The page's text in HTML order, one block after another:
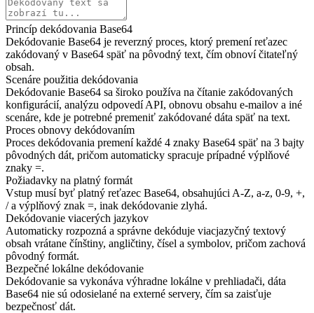
Princíp dekódovania Base64
Dekódovanie Base64 je reverzný proces, ktorý premení reťazec
zakódovaný v Base64 späť na pôvodný text, čím obnoví čitateľný
obsah.
Scenáre použitia dekódovania
Dekódovanie Base64 sa široko používa na čítanie zakódovaných
konfigurácií, analýzu odpovedí API, obnovu obsahu e-mailov a iné
scenáre, kde je potrebné premeniť zakódované dáta späť na text.
Proces obnovy dekódovaním
Proces dekódovania premení každé 4 znaky Base64 späť na 3 bajty
pôvodných dát, pričom automaticky spracuje prípadné výplňové
znaky =.
Požiadavky na platný formát
Vstup musí byť platný reťazec Base64, obsahujúci A-Z, a-z, 0-9, +,
/ a výplňový znak =, inak dekódovanie zlyhá.
Dekódovanie viacerých jazykov
Automaticky rozpozná a správne dekóduje viacjazyčný textový
obsah vrátane čínštiny, angličtiny, čísel a symbolov, pričom zachová
pôvodný formát.
Bezpečné lokálne dekódovanie
Dekódovanie sa vykonáva výhradne lokálne v prehliadači, dáta
Base64 nie sú odosielané na externé servery, čím sa zaisťuje
bezpečnosť dát.